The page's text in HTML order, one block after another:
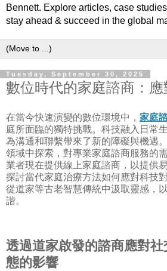
Bennett. Explore articles, case
stay ahead & succeed in the global
Tuesday, September 30, 2025
數位時代的家庭諮商：
在當今快速演變的數位環境中， 家庭
庭所面臨的獨特挑戰。科技融入日常
為溝通和聯繫帶來了新的障礙與機遇
領域中探索，對專業家庭諮商服務的
業者現在提供線上家庭諮商，以提供
探討當代家庭治療方法如何應對科技
從道家等古老智慧傳統中汲取靈感，
諧。
透過道家啟發的諮商應對
態的影響